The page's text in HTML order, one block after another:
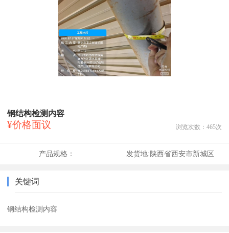
钢结构检测内容
¥价格面议 浏览次数： 465次
产品规格： 发货地:陕西省西安市新城区
关键词
钢结构检测内容